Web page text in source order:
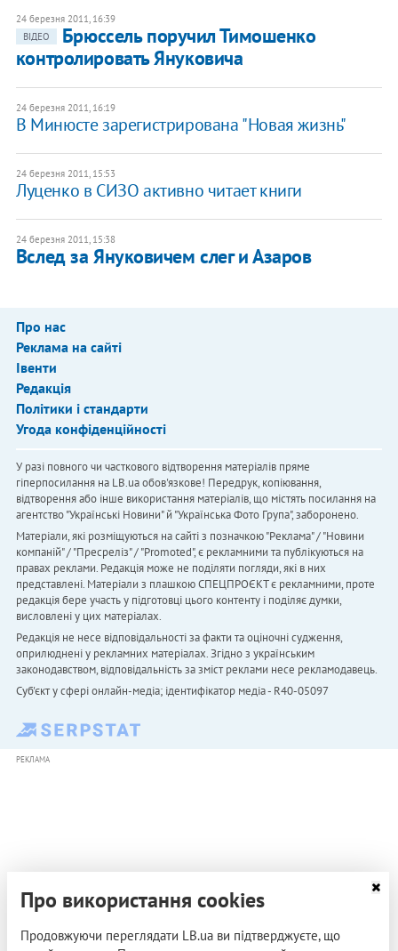
24 березня 2011, 16:39
ВІДЕО
Брюссель поручил Тимошенко
контролировать Януковича
24 березня 2011, 16:19
В Минюсте зарегистрирована "Новая жизнь"
24 березня 2011, 15:53
Луценко в СИЗО активно читает книги
24 березня 2011, 15:38
Вслед за Януковичем слег и Азаров
Про нас
Реклама на сайті
Івенти
Редакція
Політики і стандарти
Угода конфіденційності
У разі повного чи часткового відтворення матеріалів пряме
гіперпосилання на LB.ua обов'язкове! Передрук, копіювання,
відтворення або інше використання матеріалів, що містять посилання на
агентство "Українськi Новини" й "Українська Фото Група", заборонено.
Матеріали, які розміщуються на сайті з позначкою "Реклама" / "Новини
компаній" / "Пресреліз" / "Promoted", є рекламними та публікуються на
правах реклами. Редакція може не поділяти погляди, які в них
представлені. Матеріали з плашкою СПЕЦПРОЄКТ є рекламними, проте
редакція бере участь у підготовці цього контенту і поділяє думки,
висловлені у цих матеріалах.
Редакція не несе відповідальності за факти та оціночні судження,
оприлюднені у рекламних матеріалах. Згідно з українським
законодавством, відповідальність за зміст реклами несе рекламодавець.
Cуб'єкт у сфері онлайн-медіа; ідентифікатор медіа - R40-05097
РЕКЛАМА
Про використання cookies
Продовжуючи переглядати LB.ua ви підтверджуєте, що